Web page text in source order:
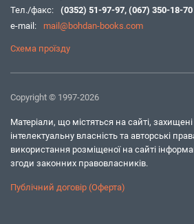
Тел./факс:
(0352) 51-97-97, (067) 350-18-70
e-mail:
mail@bohdan-books.com
Схема проїзду
Copyright © 1997-2026
Матеріали, що містяться на сайті,
інтелектуальну власність та авторські
використання розміщеної на сайті
згоди законних правовласників.
Публічний договір (Оферта)